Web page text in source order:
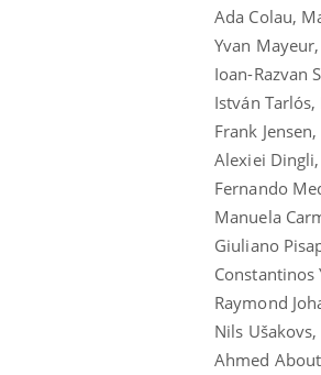
Ada Colau,
Yvan
Ioan-Razvan
István
Frank
Alexiei
Fernando
Manuela
Giuliano
Raymond
Nils
Ahmed